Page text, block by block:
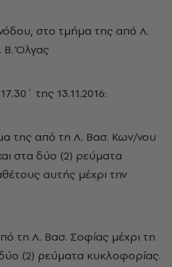
στο τμήμα της από Λ.
Β. Όλγας
της 13.11.2016:
της από τη Λ. Βασ. Κων/νου
στα δύο (2) ρεύματα
αυτής μέχρι την
τη Λ. Βασ. Σοφίας μέχρι τη
(2) ρεύματα κυκλοφορίας.